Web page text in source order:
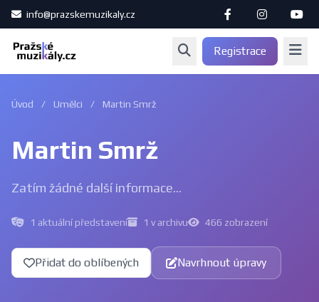
info@prazskemuzikaly.cz
Registrace
Úvod / Umělci / Martin Smrž
Martin Smrž
Zatím žádné další informace...
1 aktuální představení 1 v archivu 466 zobrazení
Přidat do oblíbených Navrhnout úpravy